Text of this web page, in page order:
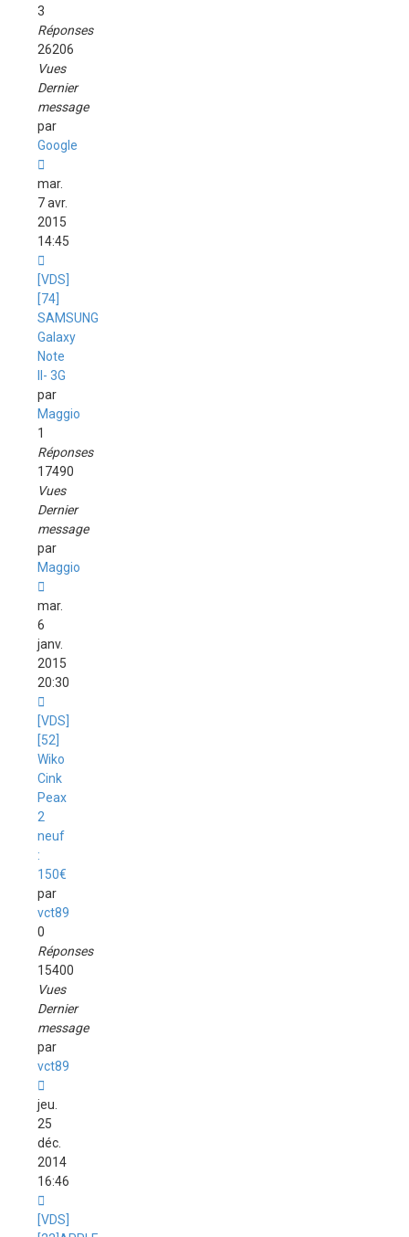
3
Réponses
26206
Vues
Dernier
message
par
Google
mar.
7 avr.
2015
14:45
[VDS]
[74]
SAMSUNG
Galaxy
Note
II- 3G
par
Maggio
1
Réponses
17490
Vues
Dernier
message
par
Maggio
mar.
6
janv.
2015
20:30
[VDS]
[52]
Wiko
Cink
Peax
2
neuf
:
150€
par
vct89
0
Réponses
15400
Vues
Dernier
message
par
vct89
jeu.
25
déc.
2014
16:46
[VDS]